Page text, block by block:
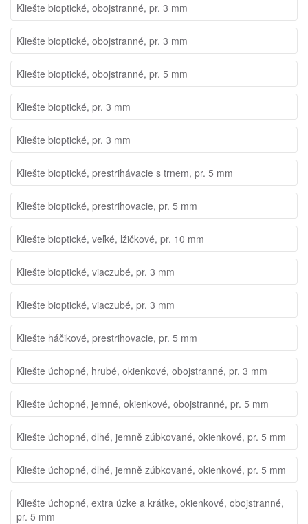
Kliešte bioptické, obojstranné, pr. 3 mm
Kliešte bioptické, obojstranné, pr. 3 mm
Kliešte bioptické, obojstranné, pr. 5 mm
Kliešte bioptické, pr. 3 mm
Kliešte bioptické, pr. 3 mm
Kliešte bioptické, prestrihávacie s trnem, pr. 5 mm
Kliešte bioptické, prestrihovacie, pr. 5 mm
Kliešte bioptické, veľké, lžičkové, pr. 10 mm
Kliešte bioptické, viaczubé, pr. 3 mm
Kliešte bioptické, viaczubé, pr. 3 mm
Kliešte háčikové, prestrihovacie, pr. 5 mm
Kliešte úchopné, hrubé, okienkové, obojstranné, pr. 3 mm
Kliešte úchopné, jemné, okienkové, obojstranné, pr. 5 mm
Kliešte úchopné, dlhé, jemně zúbkované, okienkové, pr. 5 mm
Kliešte úchopné, dlhé, jemně zúbkované, okienkové, pr. 5 mm
Kliešte úchopné, extra úzke a krátke, okienkové, obojstranné,
pr. 5 mm